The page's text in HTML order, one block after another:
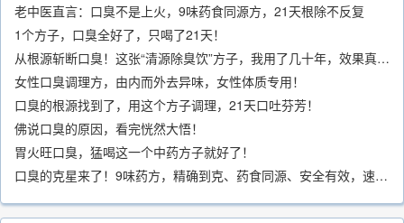
老中医直言：口臭不是上火，9味药食同源方，21天根除不反复
1个方子，口臭全好了，只喝了21天！
从根源斩断口臭！这张“清源除臭饮”方子，我用了几十年，效果真不错
女性口臭调理方，由内而外去异味，女性体质专用！
口臭的根源找到了，用这个方子调理，21天口吐芬芳！
佛说口臭的原因，看完恍然大悟！
胃火旺口臭，猛喝这一个中药方子就好了！
口臭的克星来了！9味药方，精确到克、药食同源、安全有效，速看！